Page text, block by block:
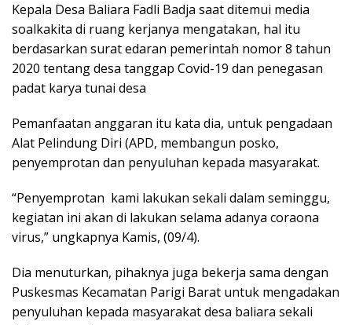
Kepala Desa Baliara Fadli Badja saat ditemui media
soalkakita di ruang kerjanya mengatakan, hal itu
berdasarkan surat edaran pemerintah nomor 8 tahun
2020 tentang desa tanggap Covid-19 dan penegasan
padat karya tunai desa
Pemanfaatan anggaran itu kata dia, untuk pengadaan
Alat Pelindung Diri (APD, membangun posko,
penyemprotan dan penyuluhan kepada masyarakat.
“Penyemprotan kami lakukan sekali dalam seminggu,
kegiatan ini akan di lakukan selama adanya coraona
virus,” ungkapnya Kamis, (09/4).
Dia menuturkan, pihaknya juga bekerja sama dengan
Puskesmas Kecamatan Parigi Barat untuk mengadakan
penyuluhan kepada masyarakat desa baliara sekali